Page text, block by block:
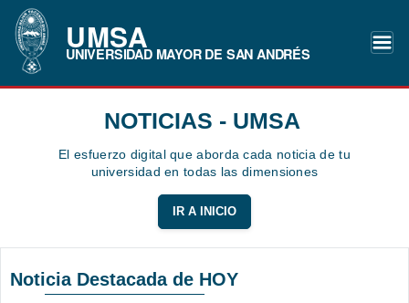
UMSA
UNIVERSIDAD MAYOR DE SAN ANDRÉS
NOTICIAS - UMSA
El esfuerzo digital que aborda cada noticia de tu
universidad en todas las dimensiones
IR A INICIO
Noticia Destacada de HOY